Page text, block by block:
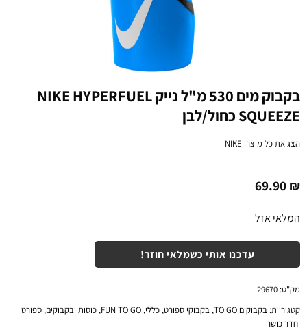
בקבוק מים 530 מ"ל נייק NIKE HYPERFUEL
SQUEEZE כחול/לבן
הצג את כל מוצריNIKE
69.90₪
המלאי אזל
עדכנו אותי כשמלאי חוזר!
מק"ט:29670
קטגוריות:בקבוקים TO GO ,בקבוקי ספורט,כללי,
FUN TO GO
,כוסות ובקבוקים,ספורט
וחדר כושר